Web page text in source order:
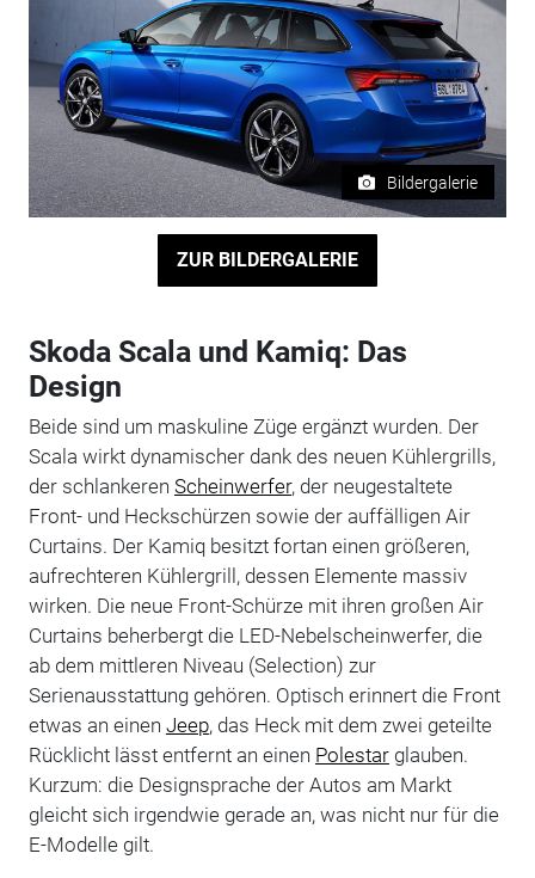
Bildergalerie
ZUR BILDERGALERIE
Skoda Scala und Kamiq: Das
Design
Beide sind um maskuline Züge ergänzt wurden. Der
Scala wirkt dynamischer dank des neuen Kühlergrills,
der schlankeren Scheinwerfer, der neugestaltete
Front- und Heckschürzen sowie der auffälligen Air
Curtains. Der Kamiq besitzt fortan einen größeren,
aufrechteren Kühlergrill, dessen Elemente massiv
wirken. Die neue Front-Schürze mit ihren großen Air
Curtains beherbergt die LED-Nebelscheinwerfer, die
ab dem mittleren Niveau (Selection) zur
Serienausstattung gehören. Optisch erinnert die Front
etwas an einen Jeep, das Heck mit dem zwei geteilte
Rücklicht lässt entfernt an einen Polestarglauben.
Kurzum: die Designsprache der Autos am Markt
gleicht sich irgendwie gerade an, was nicht nur für die
E-Modelle gilt.